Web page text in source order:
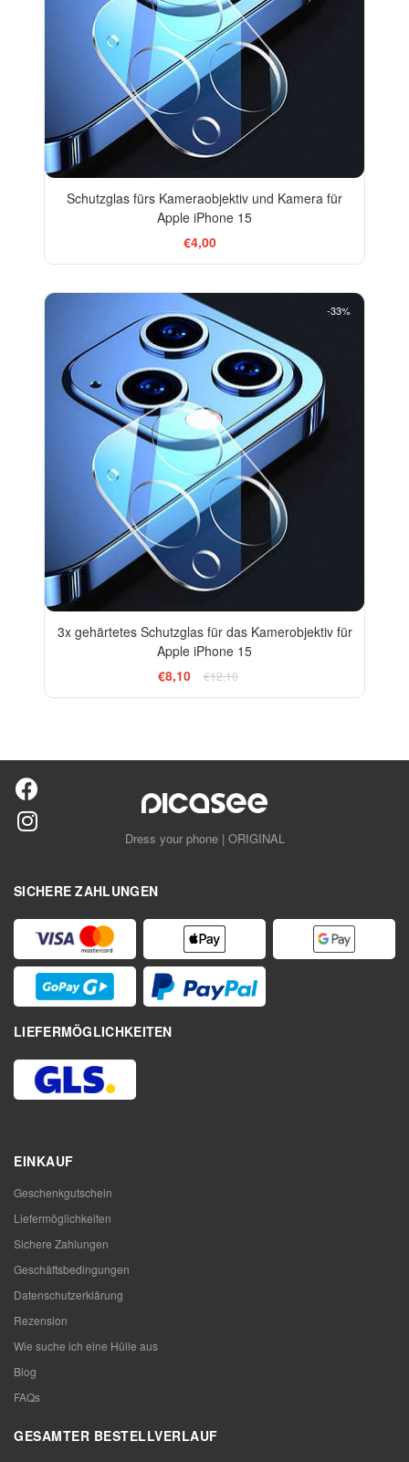
Schutzglas fürs Kameraobjektiv und Kamera für
Apple iPhone 15
€4,00
-33%
3x gehärtetes Schutzglas für das Kamerobjektiv für
Apple iPhone 15
€8,10
€12,10
Dress your phone | ORIGINAL
SICHERE ZAHLUNGEN
LIEFERMÖGLICHKEITEN
EINKAUF
Geschenkgutschein
Liefermöglichkeiten
Sichere Zahlungen
Geschäftsbedingungen
Datenschutzerklärung
Rezension
Wie suche ich eine Hülle aus
Blog
FAQs
GESAMTER BESTELLVERLAUF